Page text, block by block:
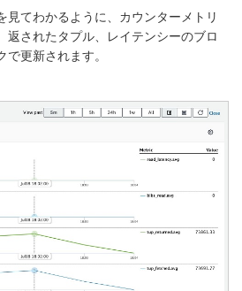
見てわかるように、カウンターメトリ
返されたタプル、レイテンシーのブロ
更新されます。